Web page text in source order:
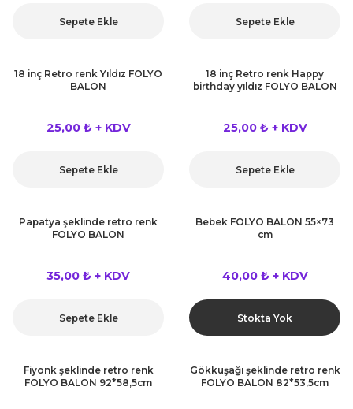
Veda Parti Malzemeleri
malzemeleri
Taş Baskı Ürünleri
Sepete Ekle Sepete Ekle
18 inç Retro renk Yıldız FOLYO
BALON
25,00 ₺ + KDV
Sepete Ekle
18 inç Retro renk Happy
birthday yıldız FOLYO BALON
25,00 ₺ + KDV
Sepete Ekle
Papatya şeklinde retro renk
FOLYO BALON
35,00 ₺ + KDV
Sepete Ekle
Bebek FOLYO BALON 55×73
cm
40,00 ₺ + KDV
Stokta Yok
Fiyonk şeklinde retro renk
FOLYO BALON 92*58,5cm
Gökkuşağı şeklinde retro renk
FOLYO BALON 82*53,5cm